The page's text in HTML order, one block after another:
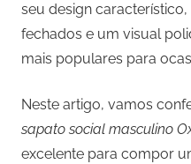
seu design
fechados e um visual
mais populares para
Neste artigo, vamos
sapato social masculino
excelente para compor